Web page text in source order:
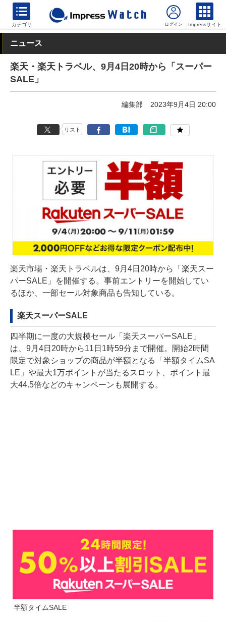
カテゴリ Impressサイト
ニュース
楽天・楽天トラベル、9月4日20時から「スーパー
SALE」
編集部 2023年9月4日 20:00
リスト
楽天市場・楽天トラベルは、9月4日20時から「楽天スー
パーSALE」を開催する。事前エントリーを開始してい
るほか、一部セール対象商品も告知している。
楽天スーパーSALE
四半期に一度の大規模セール「楽天スーパーSALE」
は、9月4日20時から11日1時59分まで開催。開始2時間
限定で対象ショップの商品が半額となる「半額タイムSA
LE」や最大1万ポイントが当たるスロット、ポイント最
大44.5倍などのキャンペーンも展開する。
半額タイムSALE